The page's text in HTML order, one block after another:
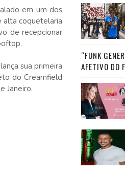
em um dos
alta coquetelaria
de recepcionar
sua primeira
do Creamfield
Janeiro.
“FUNK
AFETIVO DO